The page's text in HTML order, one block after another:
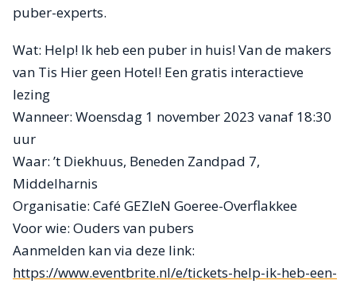
puber-experts.
Wat: Help! Ik heb een puber in huis! Van de makers
van Tis Hier geen Hotel! Een gratis interactieve
lezing
Wanneer: Woensdag 1 november 2023 vanaf 18:30
uur
Waar: ’t Diekhuus, Beneden Zandpad 7,
Middelharnis
Organisatie: Café GEZIeN Goeree-Overflakkee
Voor wie: Ouders van pubers
Aanmelden kan via deze link:
https://www.eventbrite.nl/e/tickets-help-ik-heb-een-